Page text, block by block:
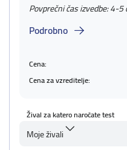
Povprečni čas izvedbe: 4-5
Podrobno
Cena:
Cena za vzreditelje:
Žival za katero naročate test
Moje živali